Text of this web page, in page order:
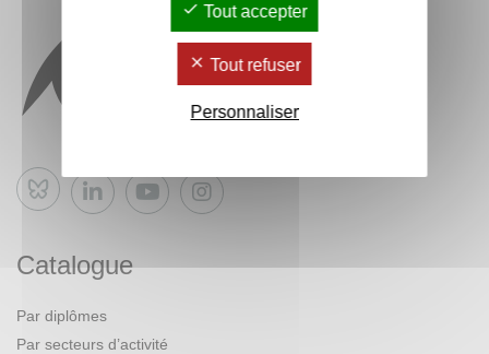
Bluesky
Catalogue
Par diplômes
Par secteurs d’activité
Tout accepter
Tout refuser
Personnaliser